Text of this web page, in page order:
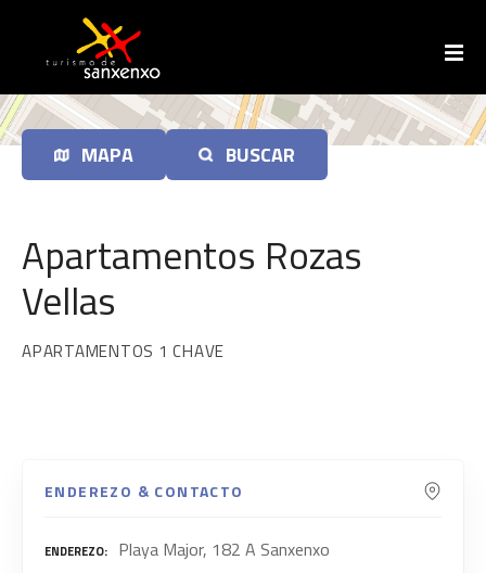
o
c
o
MAPA BUSCAR
Apartamentos Rozas
Vellas
APARTAMENTOS 1 CHAVE
ENDEREZO & CONTACTO
ENDEREZO Playa Major, 182 A Sanxenxo